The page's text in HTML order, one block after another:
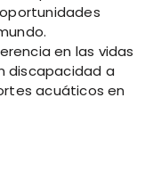
en las vidas
discapacidad a
acuáticos en